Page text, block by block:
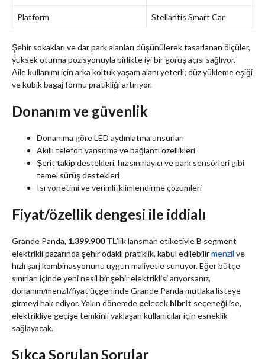
Platform Stellantis Smart Car
Şehir sokakları ve dar park alanları düşünülerek tasarlanan ölçüler,
yüksek oturma pozisyonuyla birlikte iyi bir görüş açısı sağlıyor.
Aile kullanımı için arka koltuk yaşam alanı yeterli; düz yükleme eşiği
ve kübik bagaj formu pratikliği artırıyor.
Donanım ve güvenlik
Donanıma göre LED aydınlatma unsurları
Akıllı telefon yansıtma ve bağlantı özellikleri
Şerit takip destekleri, hız sınırlayıcı ve park sensörleri gibi
temel sürüş destekleri
Isı yönetimi ve verimli iklimlendirme çözümleri
Fiyat/özellik dengesi ile iddialı
Grande Panda, 1.399.900 TL’lik lansman etiketiyle B segment
elektrikli pazarında şehir odaklı pratiklik, kabul edilebilirmenzil ve
hızlı şarj kombinasyonunu uygun maliyetle sunuyor. Eğer bütçe
sınırları içinde yeni nesil bir şehir elektriklisi arıyorsanız,
donanım/menzil/fiyat üçgeninde Grande Panda mutlaka listeye
girmeyi hak ediyor. Yakın dönemde gelecek hibrit seçeneği ise,
elektrikliye geçişe temkinli yaklaşan kullanıcılar için esneklik
sağlayacak.
Sıkça Sorulan Sorular